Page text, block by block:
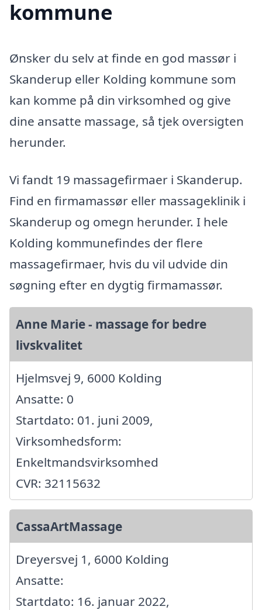
kommune
Ønsker du selv at finde en god massør i
Skanderup eller Kolding kommune som
kan komme på din virksomhed og give
dine ansatte massage, så tjek oversigten
herunder.
Vi fandt 19 massagefirmaer i Skanderup.
Find en firmamassør eller massageklinik i
Skanderup og omegn herunder. I hele
Kolding kommunefindes der flere
massagefirmaer, hvis du vil udvide din
søgning efter en dygtig firmamassør.
Anne Marie - massage for bedre
livskvalitet
Hjelmsvej 9, 6000 Kolding
Ansatte: 0
Startdato: 01. juni 2009,
Virksomhedsform:
Enkeltmandsvirksomhed
CVR: 32115632
CassaArtMassage
Dreyersvej 1, 6000 Kolding
Ansatte:
Startdato: 16. januar 2022,